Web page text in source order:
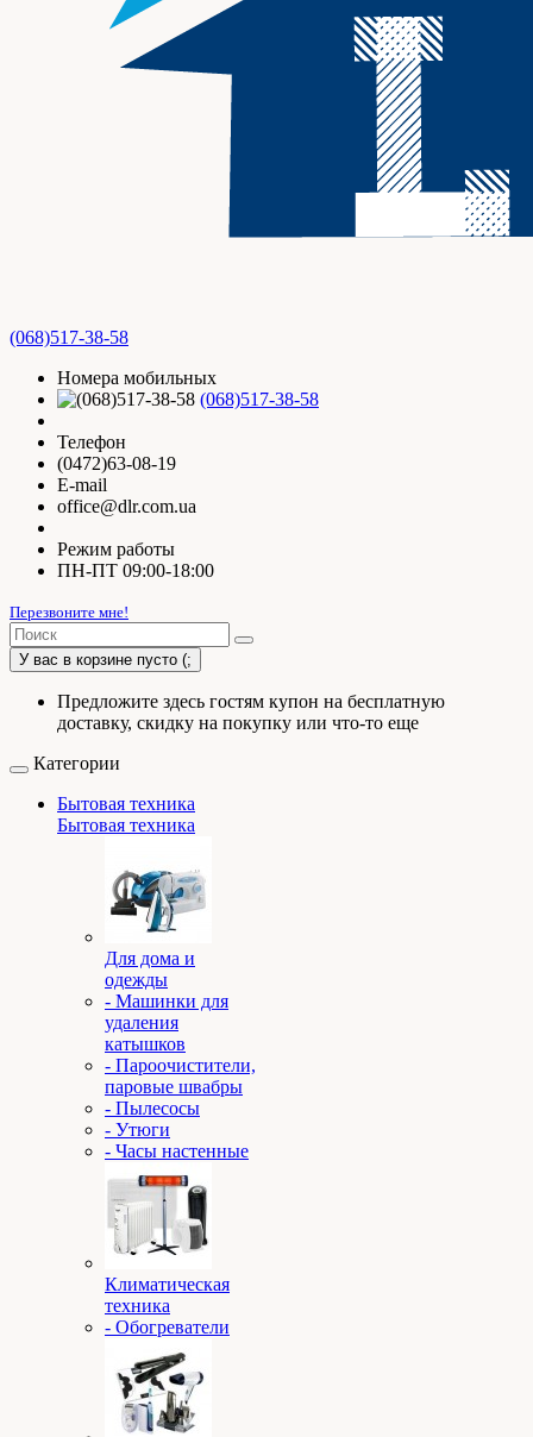
(068)517-38-58
Номера мобильных
(068)517-38-58
Телефон
(0472)63-08-19
E-mail
office@dlr.com.ua
Режим работы
ПН-ПТ 09:00-18:00
Перезвоните мне!
У вас в корзине пусто (;
Предложите здесь гостям купон на бесплатную
доставку, скидку на покупку или что-то еще
Категории
Бытовая техника
Бытовая техника
Для дома и
одежды
- Машинки для
удаления
катышков
- Пароочистители,
паровые швабры
- Пылесосы
- Утюги
- Часы настенные
Климатическая
техника
- Обогреватели